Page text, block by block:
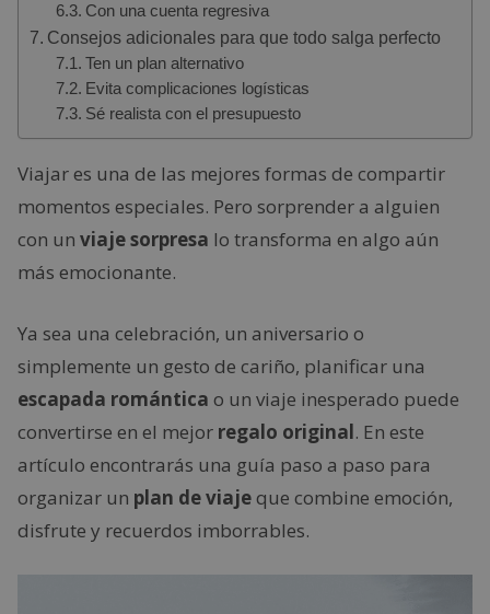
Con una cuenta regresiva
Consejos adicionales para que todo salga perfecto
Ten un plan alternativo
Evita complicaciones logísticas
Sé realista con el presupuesto
Viajar es una de las mejores formas de compartir
momentos especiales. Pero sorprender a alguien
con un viaje sorpresa lo transforma en algo aún
más emocionante.
Ya sea una celebración, un aniversario o
simplemente un gesto de cariño, planificar una
escapada romántica o un viaje inesperado puede
convertirse en el mejor regalo original. En este
artículo encontrarás una guía paso a paso para
organizar un plan de viajeque combine emoción,
disfrute y recuerdos imborrables.